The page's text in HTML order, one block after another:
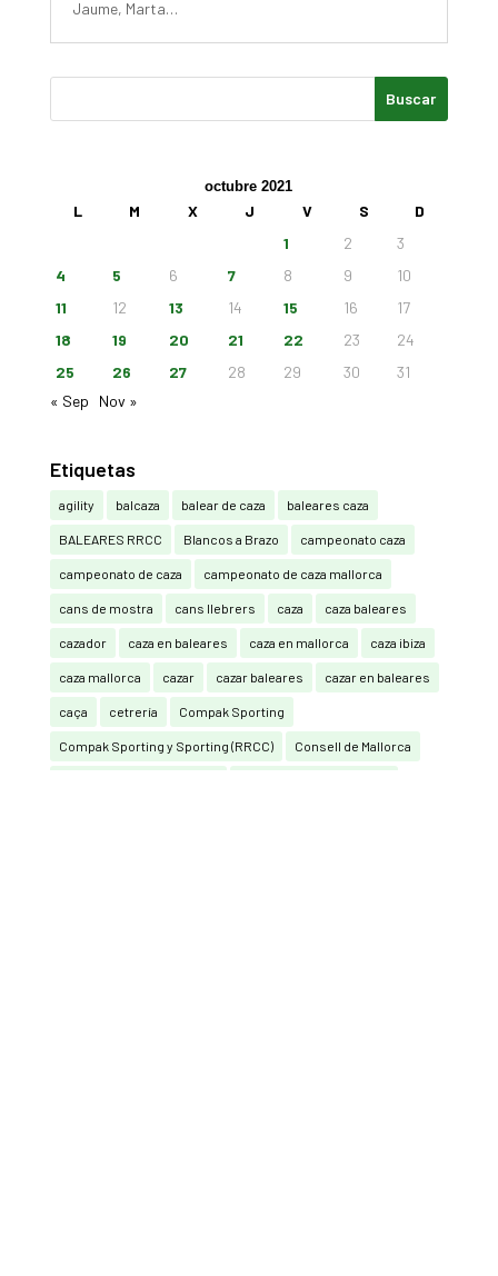
Jaume, Marta…
octubre 2021
L M X J V S
D
1
2
3
4
5 6 7 8 9
10
11
12 13 14 15 16
17
18
19 20 21 22 23
24
25
26 27 28 29 30
31
« Sep
Nov »
Etiquetas
agility balcaza balear de caza baleares caza
BALEARES RRCC Blancos a Brazo campeonato caza
campeonato de caza campeonato de caza mallorca
cans de mostra cans llebrers caza caza baleares
cazador caza en baleares caza en mallorca caza ibiza
caza mallorca cazar cazar baleares cazar en baleares
caça cetrería Compak Sporting
Compak Sporting y Sporting (RRCC) Consell de Mallorca